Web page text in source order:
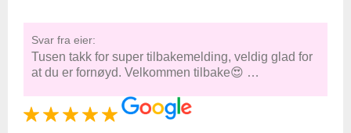
Svar fra eier:
Tusen takk for super tilbakemelding, veldig glad for
at du er fornøyd. Velkommen tilbake😍 …